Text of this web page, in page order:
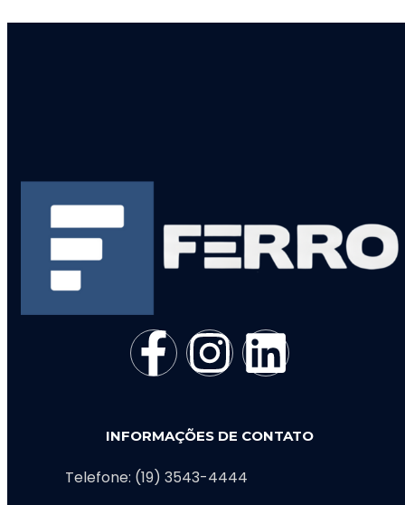
INFORMAÇÕES DE CONTATO
Telefone: (19) 3543-4444